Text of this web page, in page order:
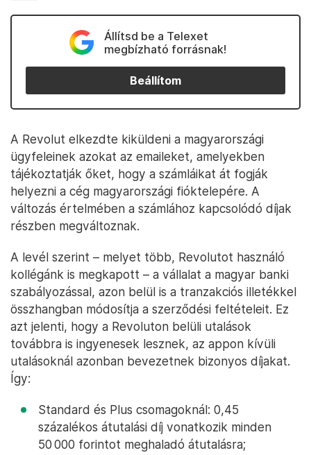
Állítsd be a Telexet
megbízható forrásnak!
Beállítom
A Revolut elkezdte kiküldeni a magyarországi
ügyfeleinek azokat az emaileket, amelyekben
tájékoztatják őket, hogy a számláikat át fogják
helyezni a cég magyarországi fióktelepére. A
változás értelmében a számlához kapcsolódó díjak
részben megváltoznak.
A levél szerint – melyet több, Revolutot használó
kollégánk is megkapott – a vállalat a magyar banki
szabályozással, azon belül is a tranzakciós illetékkel
összhangban módosítja a szerződési feltételeit. Ez
azt jelenti, hogy a Revoluton belüli utalások
továbbra is ingyenesek lesznek, az appon kívüli
utalásoknál azonban bevezetnek bizonyos díjakat.
Így:
Standard és Plus csomagoknál: 0,45
százalékos átutalási díj vonatkozik minden
50 000 forintot meghaladó átutalásra;